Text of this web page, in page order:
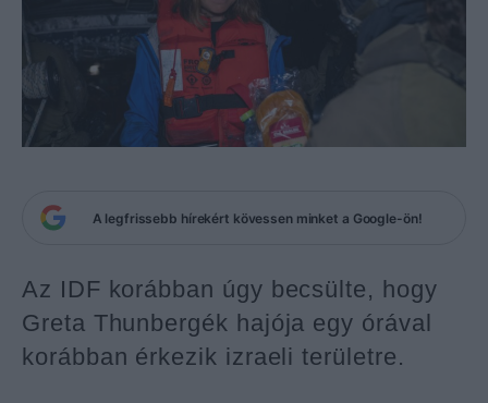
A legfrissebb hírekért kövessen minket a Google-ön!
Az IDF korábban úgy becsülte, hogy
Greta Thunbergék hajója egy órával
korábban érkezik izraeli területre.